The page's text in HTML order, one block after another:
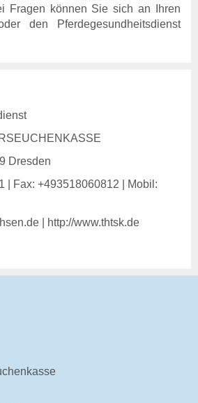
Fragen können Sie sich an Ihren
den Pferdegesundheitsdienst
Dresden
| Fax: +493518060812 | Mobil:
| http://www.thtsk.de